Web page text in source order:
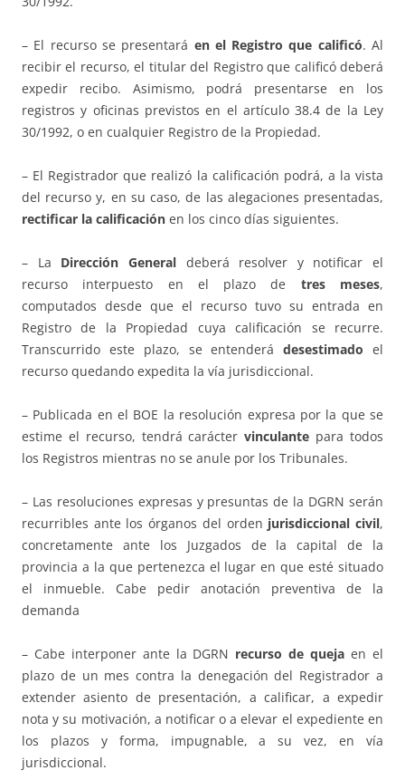
– El recurso se presentará en el Registro que calificó. Al
recibir el recurso, el titular del Registro que calificó deberá
expedir recibo. Asimismo, podrá presentarse en los
registros y oficinas previstos en el artículo 38.4 de la Ley
30/1992, o en cualquier Registro de la Propiedad.
– El Registrador que realizó la calificación podrá, a la vista
del recurso y, en su caso, de las alegaciones presentadas,
rectificar la calificación en los cinco días siguientes.
– La Dirección Generaldeberá resolver y notificar el
recurso interpuesto en el plazo de tres meses,
computados desde que el recurso tuvo su entrada en
Registro de la Propiedad cuya calificación se recurre.
Transcurrido este plazo, se entenderádesestimadoel
recurso quedando expedita la vía jurisdiccional.
– Publicada en el BOE la resolución expresa por la que se
estime el recurso, tendrá caráctervinculante para todos
los Registros mientras no se anule por los Tribunales.
– Las resoluciones expresas y presuntas de la DGRN serán
recurribles ante los órganos del orden jurisdiccional civil,
concretamente ante los Juzgados de la capital de la
provincia a la que pertenezca el lugar en que esté situado
el inmueble. Cabe pedir anotación preventiva de la
demanda
– Cabe interponer ante la DGRN recurso de queja en el
plazo de un mes contra la denegación del Registrador a
extender asiento de presentación, a calificar, a expedir
nota y su motivación, a notificar o a elevar el expediente en
los plazos y forma, impugnable, a su vez, en vía
jurisdiccional.